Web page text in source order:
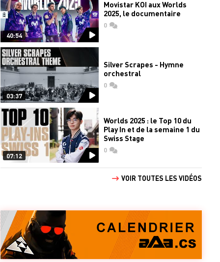
40:54
Movistar KOI aux Worlds
2025, le documentaire
0commentaires
03:37
Silver Scrapes - Hymne
orchestral
0commentaires
07:12
Worlds 2025 : le Top 10 du
Play In et de la semaine 1 du
Swiss Stage
0commentaires
VOIR TOUTES LES VIDÉOS